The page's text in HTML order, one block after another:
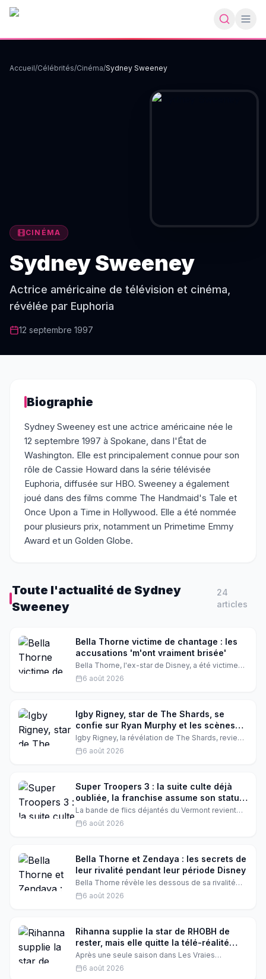
Accueil/Célébrités/Cinéma/Sydney Sweeney
CINÉMA
Sydney Sweeney
Actrice américaine de télévision et cinéma,
révélée par Euphoria
12 septembre 1997
Biographie
Sydney Sweeney est une actrice américaine née le
12 septembre 1997 à Spokane, dans l'État de
Washington. Elle est principalement connue pour son
rôle de Cassie Howard dans la série télévisée
Euphoria, diffusée sur HBO. Sweeney a également
joué dans des films comme The Handmaid's Tale et
Once Upon a Time in Hollywood. Elle a été nommée
pour plusieurs prix, notamment un Primetime Emmy
Award et un Golden Globe.
Toute l'actualité de Sydney
Sweeney
24
articles
Bella Thorne victime de chantage : les
accusations 'm'ont vraiment brisée'
Bella Thorne, l'ex-star de Disney, a été victime
d'un chantage en 2019. Les accusations qui ont
suivi l'ont profondément affectée. Découvrez
6 août 2026
Igby Rigney, star de The Shards, se
confie sur Ryan Murphy et les scènes
de sexe
Igby Rigney, la révélation de The Shards, revient
sur sa rencontre avec Ryan Murphy, ses scènes
intimes et son épuisement après une tournée
6 août 2026
Super Troopers 3 : la suite culte déjà
oubliée, la franchise assume son statut
culte
La bande de flics déjantés du Vermont revient
dans Super Troopers 3, mais cette fois, pas de
crowdfunding record ni de folie : le film enchaîne
fans sur leur faim.
6 août 2026
Bella Thorne et Zendaya : les secrets de
leur rivalité pendant leur période Disney
Bella Thorne révèle les dessous de sa rivalité
avec Zendaya pendant leur période Disney. Les
deux actrices étaient au sommet de leur gloire
Découvrez ce qui s'est vraiment passé entre ces
deux stars de Disney.
6 août 2026
Rihanna supplie la star de RHOBH de
rester, mais elle quitte la télé-réalité
après une saison
Après une seule saison dans Les Vraies
Housewives de Beverly Hills, la nouvelle recrue a
annoncé son départ, malgré les supplications de
6 août 2026